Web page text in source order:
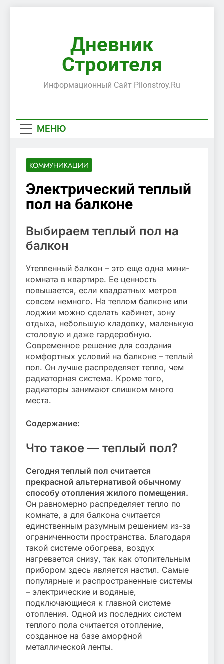
Дневник
Строителя
Информационный Сайт Pilonstroy.ru
МЕНЮ
КОММУНИКАЦИИ
Электрический теплый
пол на балконе
Выбираем теплый пол на
балкон
Утепленный балкон – это еще одна мини-
комната в квартире. Ее ценность
повышается, если квадратных метров
совсем немного. На теплом балконе или
лоджии можно сделать кабинет, зону
отдыха, небольшую кладовку, маленькую
столовую и даже гардеробную.
Современное решение для создания
комфортных условий на балконе – теплый
пол. Он лучше распределяет тепло, чем
радиаторная система. Кроме того,
радиаторы занимают слишком много
места.
Содержание:
Что такое — теплый пол?
Сегодня теплый пол считается
прекрасной альтернативой обычному
способу отопления жилого помещения.
Он равномерно распределяет тепло по
комнате, а для балкона считается
единственным разумным решением из-за
ограниченности пространства. Благодаря
такой системе обогрева, воздух
нагревается снизу, так как отопительным
прибором здесь является настил. Самые
популярные и распространенные системы
– электрические и водяные,
подключающиеся к главной системе
отопления. Одной из последних систем
теплого пола считается отопление,
созданное на базе аморфной
металлической ленты.